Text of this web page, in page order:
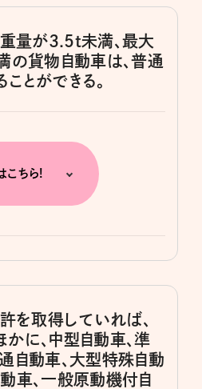
量が3.5t未満、最大
貨物自動車は、普通
とができる。
こちら!
を取得していれば、
に、中型自動車、準
自動車、大型特殊自動
車、一般原動機付自